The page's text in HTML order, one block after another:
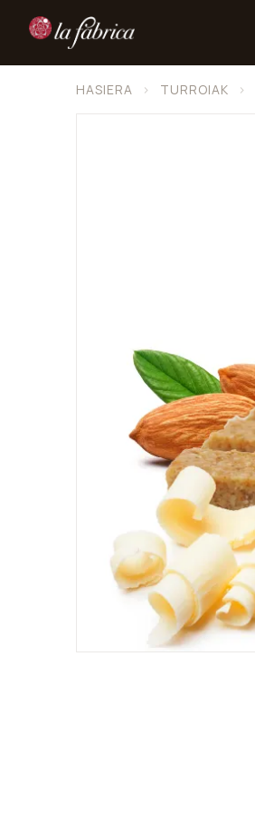
HASIERA › TURROIAK ›